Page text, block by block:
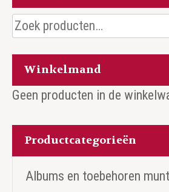
Zoeken
naar:
Winkelmand
Geen producten in de
Productcategorieën
Albums en toebehoren